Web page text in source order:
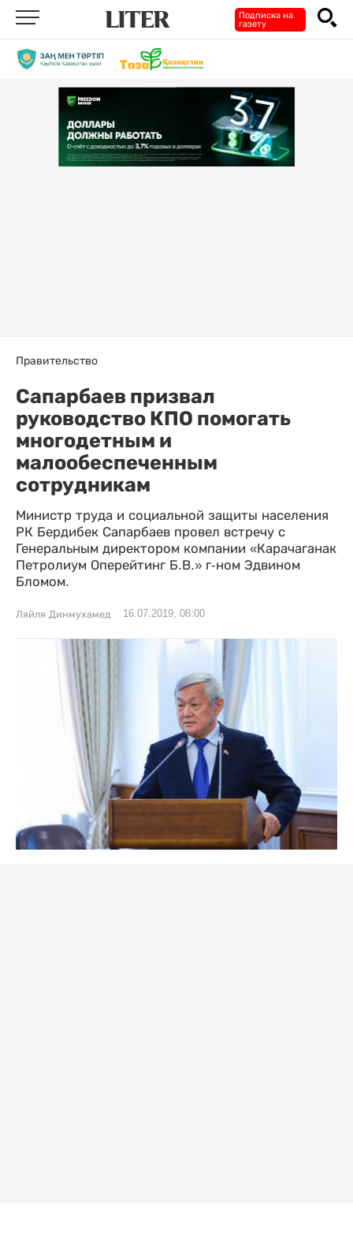
Подписка на
газету
Правительство
Сапарбаев призвал
руководство КПО помогать
многодетным и
малообеспеченным
сотрудникам
Министр труда и социальной защиты населения
РК Бердибек Сапарбаев провел встречу с
Генеральным директором компании «Карачаганак
Петролиум Оперейтинг Б.В.» г-ном Эдвином
Бломом.
Ляйля Динмухамед 16.07.2019, 08:00